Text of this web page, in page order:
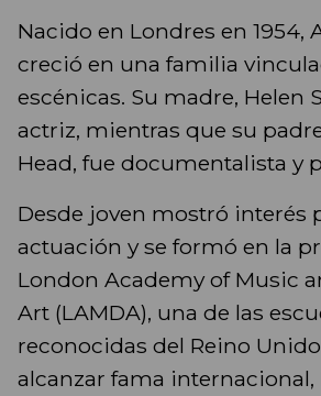
Nacido en Londres en 1954,
creció en una familia
escénicas. Su madre, Helen
actriz, mientras que su
Head, fue documentalista y
Desde joven mostró interés
actuación y se formó en la
London Academy of Music
Art (LAMDA), una de las
reconocidas del Reino
alcanzar fama internacional,